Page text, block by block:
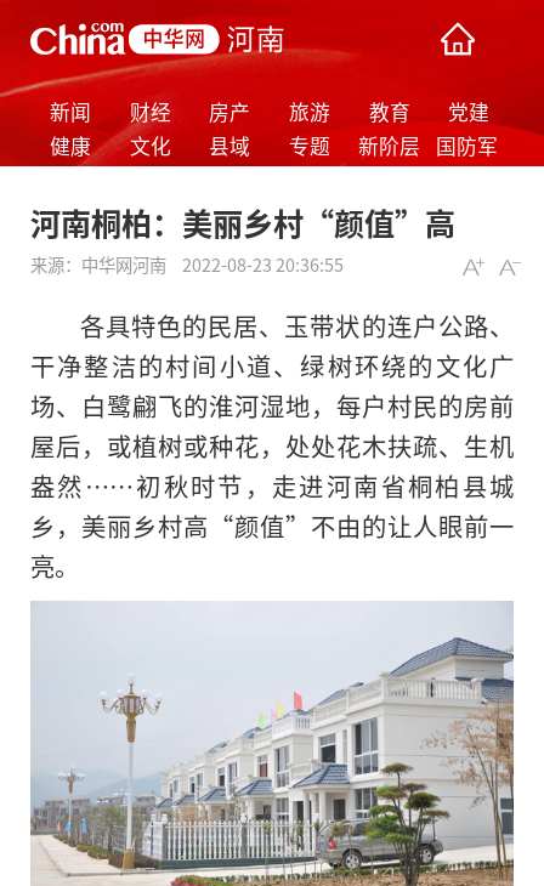
新闻 财经 房产 旅游 教育
党建
健康
文化 县域 专题 新阶层
国防军
河南桐柏：美丽乡村“颜值”高
来源： 中华网河南 2022-08-23 20:36:55
各具特色的民居、玉带状的连户公路、
干净整洁的村间小道、绿树环绕的文化广
场、白鹭翩飞的淮河湿地，每户村民的房前
屋后，或植树或种花，处处花木扶疏、生机
盎然……初秋时节，走进河南省桐柏县城
乡，美丽乡村高“颜值”不由的让人眼前一
亮。